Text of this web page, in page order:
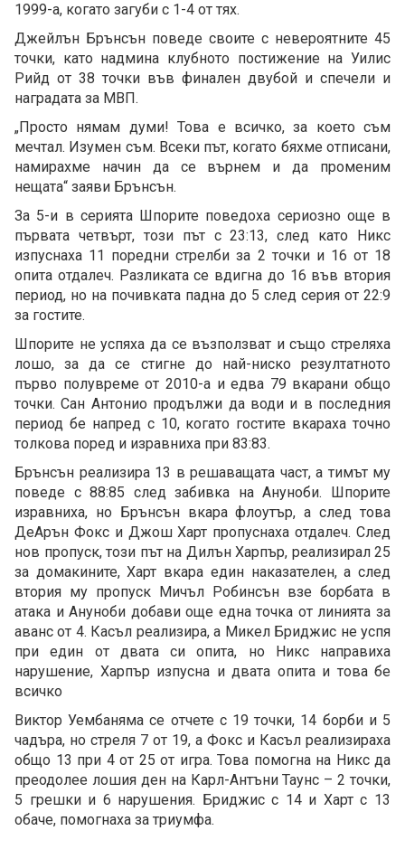
1999-а, когато загуби с 1-4 от тях.
Джейлън Брънсън поведе своите с невероятните 45
точки, като надмина клубното постижение на Уилис
Рийд от 38 точки във финален двубой и спечели и
наградата за МВП.
„Просто нямам думи! Това е всичко, за което съм
мечтал. Изумен съм. Всеки път, когато бяхме отписани,
намирахме начин да се върнем и да променим
нещата“ заяви Брънсън.
За 5-и в серията Шпорите поведоха сериозно още в
първата четвърт, този път с 23:13, след като Никс
изпуснаха 11 поредни стрелби за 2 точки и 16 от 18
опита отдалеч. Разликата се вдигна до 16 във втория
период, но на почивката падна до 5 след серия от 22:9
за гостите.
Шпорите не успяха да се възползват и също стреляха
лошо, за да се стигне до най-ниско резултатното
първо полувреме от 2010-а и едва 79 вкарани общо
точки. Сан Антонио продължи да води и в последния
период бе напред с 10, когато гостите вкараха точно
толкова поред и изравниха при 83:83.
Брънсън реализира 13 в решаващата част, а тимът му
поведе с 88:85 след забивка на Ануноби. Шпорите
изравниха, но Брънсън вкара флоутър, а след това
ДеАрън Фокс и Джош Харт пропуснаха отдалеч. След
нов пропуск, този път на Дилън Харпър, реализирал 25
за домакините, Харт вкара един наказателен, а след
втория му пропуск Мичъл Робинсън взе борбата в
атака и Ануноби добави още една точка от линията за
аванс от 4. Касъл реализира, а Микел Бриджис не успя
при един от двата си опита, но Никс направиха
нарушение, Харпър изпусна и двата опита и това бе
всичко
Виктор Уембаняма се отчете с 19 точки, 14 борби и 5
чадъра, но стреля 7 от 19, а Фокс и Касъл реализираха
общо 13 при 4 от 25 от игра. Това помогна на Никс да
преодолее лошия ден на Карл-Антъни Таунс – 2 точки,
5 грешки и 6 нарушения. Бриджис с 14 и Харт с 13
обаче, помогнаха за триумфа.